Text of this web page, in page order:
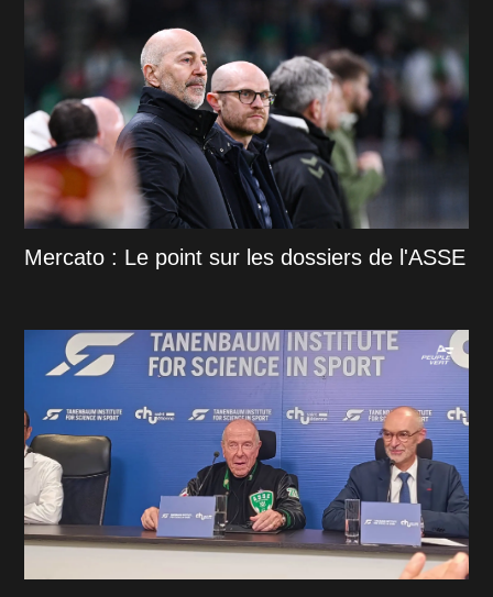
Mercato : Le point sur les dossiers de l'ASSE